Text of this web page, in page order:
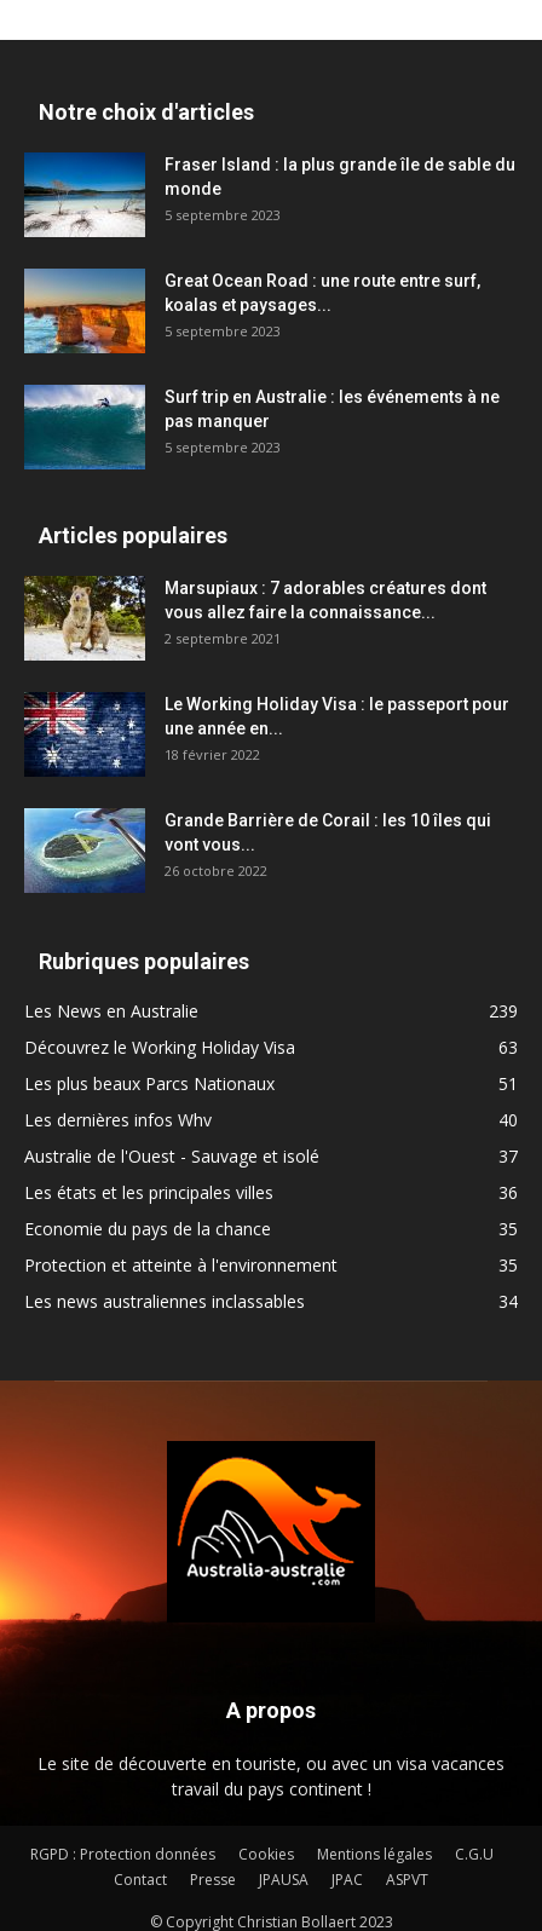
Notre choix d'articles
Fraser Island : la plus grande île de sable du
monde
5 septembre 2023
Great Ocean Road : une route entre surf,
koalas et paysages...
5 septembre 2023
Surf trip en Australie : les événements à ne
pas manquer
5 septembre 2023
Articles populaires
Marsupiaux : 7 adorables créatures dont
vous allez faire la connaissance...
2 septembre 2021
Le Working Holiday Visa : le passeport pour
une année en...
18 février 2022
Grande Barrière de Corail : les 10 îles qui
vont vous...
26 octobre 2022
Rubriques populaires
Les News en Australie
239
Découvrez le Working Holiday Visa
63
Les plus beaux Parcs Nationaux
51
Les dernières infos Whv
40
Australie de l'Ouest - Sauvage et isolé
37
Les états et les principales villes
36
Economie du pays de la chance
35
Protection et atteinte à l'environnement
35
Les news australiennes inclassables
34
A propos
Le site de découverte en touriste, ou avec un visa vacances
travail du pays continent !
RGPD : Protection données Cookies Mentions légales
C.G.U
Contact
Presse JPAUSA JPAC ASPVT
© Copyright Christian Bollaert 2023